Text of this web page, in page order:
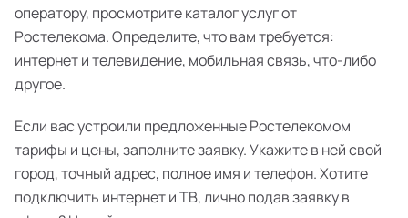
оператору, просмотрите каталог услуг от
Ростелекома. Определите, что вам требуется:
интернет и телевидение, мобильная связь, что-либо
другое.
Если вас устроили предложенные Ростелекомом
тарифы и цены, заполните заявку. Укажите в ней свой
город, точный адрес, полное имя и телефон. Хотите
подключить интернет и ТВ, лично подав заявку в